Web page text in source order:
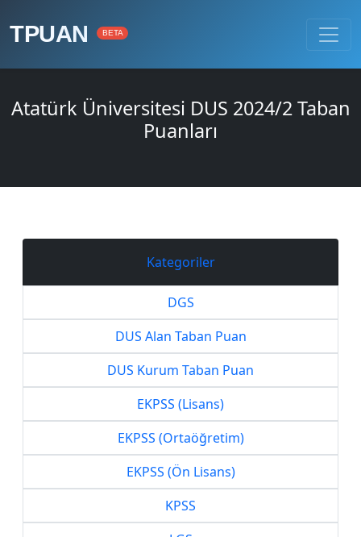
TPUAN BETA
Atatürk Üniversitesi DUS 2024/2 Taban
Puanları
Kategoriler
DGS
DUS Alan Taban Puan
DUS Kurum Taban Puan
EKPSS (Lisans)
EKPSS (Ortaöğretim)
EKPSS (Ön Lisans)
KPSS